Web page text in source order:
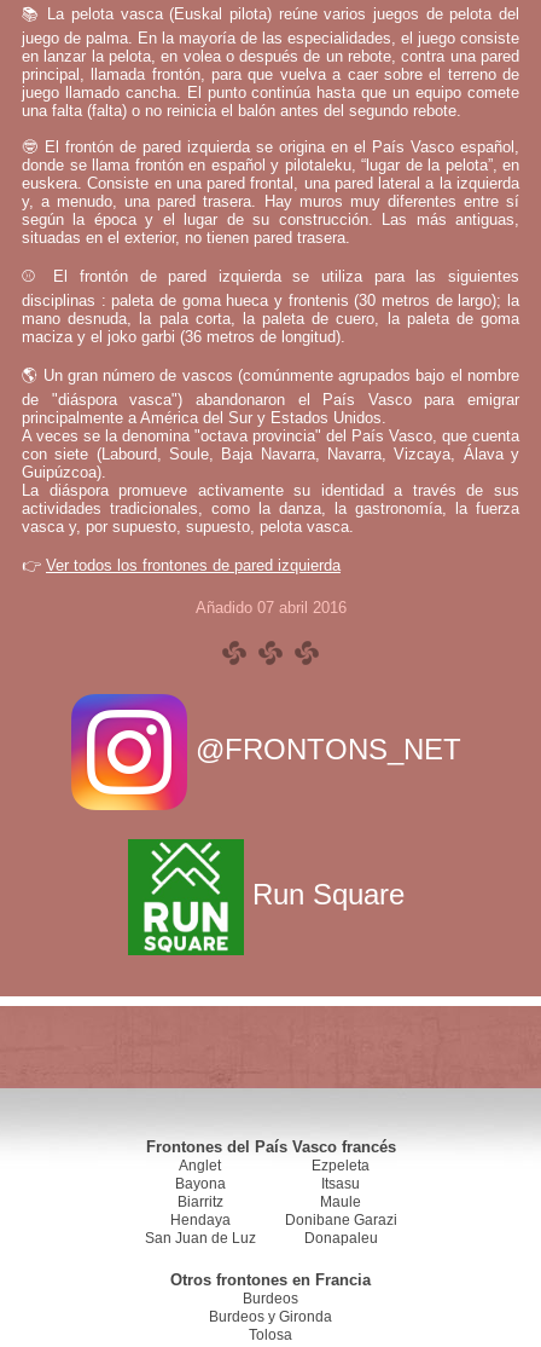
📚 La pelota vasca (Euskal pilota) reúne varios juegos de pelota del
juego de palma. En la mayoría de las especialidades, el juego consiste
en lanzar la pelota, en volea o después de un rebote, contra una pared
principal, llamada frontón, para que vuelva a caer sobre el terreno de
juego llamado cancha. El punto continúa hasta que un equipo comete
una falta (falta) o no reinicia el balón antes del segundo rebote.
🤓 El frontón de pared izquierda se origina en el País Vasco español,
donde se llama frontón en español y pilotaleku, “lugar de la pelota”, en
euskera. Consiste en una pared frontal, una pared lateral a la izquierda
y, a menudo, una pared trasera. Hay muros muy diferentes entre sí
según la época y el lugar de su construcción. Las más antiguas,
situadas en el exterior, no tienen pared trasera.
⚾ El frontón de pared izquierda se utiliza para las siguientes
disciplinas : paleta de goma hueca y frontenis (30 metros de largo); la
mano desnuda, la pala corta, la paleta de cuero, la paleta de goma
maciza y el joko garbi (36 metros de longitud).
🌎 Un gran número de vascos (comúnmente agrupados bajo el nombre
de "diáspora vasca") abandonaron el País Vasco para emigrar
principalmente a América del Sur y Estados Unidos.
A veces se la denomina "octava provincia" del País Vasco, que cuenta
con siete (Labourd, Soule, Baja Navarra, Navarra, Vizcaya, Álava y
Guipúzcoa).
La diáspora promueve activamente su identidad a través de sus
actividades tradicionales, como la danza, la gastronomía, la fuerza
vasca y, por supuesto, supuesto, pelota vasca.
👉 Ver todos los frontones de pared izquierda
Añadido 07 abril 2016
@FRONTONS_NET
Run Square
Frontones del País Vasco francés
Anglet
Bayona
Biarritz
Hendaya
San Juan de Luz
Ezpeleta
Itsasu
Maule
Donibane Garazi
Donapaleu
Otros frontones en Francia
Burdeos
Burdeos y Gironda
Tolosa